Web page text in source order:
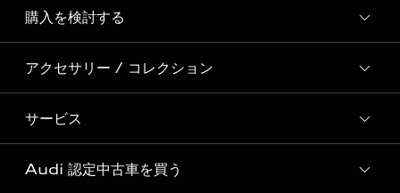
Story of Progress
Audi Sport
Formula 1®
デジタルサービス
ディーラー検索
新車在庫検索
試乗車・展示車検索
見積り依頼
試乗予約
購入を検討する
モデル一覧
特別仕様モデル / 限定モデル
e-tronラインアップ
価格シミュレーション
アクセサリー / コレクション
純正アクセサリー
オンラインショップ
サービス
サービス入庫予約
Audi 認定中古車を買う